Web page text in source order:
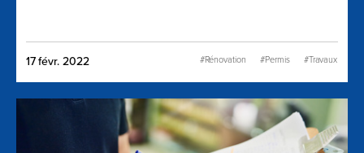
17 févr. 2022 #Rénovation #Permis #Travaux
#NormesSécurité